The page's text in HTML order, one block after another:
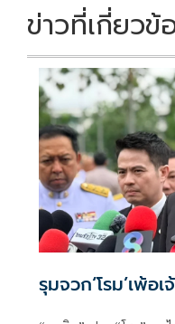
ข่าวที่เกี่ยวข้
รุมจวก‘โรม’เพ้อ